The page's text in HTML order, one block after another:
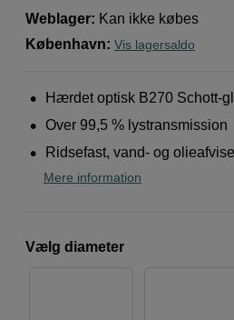
Weblager: Kan ikke købes
København: Vis lagersaldo
Hærdet optisk B270 Schott-
Over 99,5 % lystransmission
Ridsefast, vand- og
Mere information
Vælg diameter